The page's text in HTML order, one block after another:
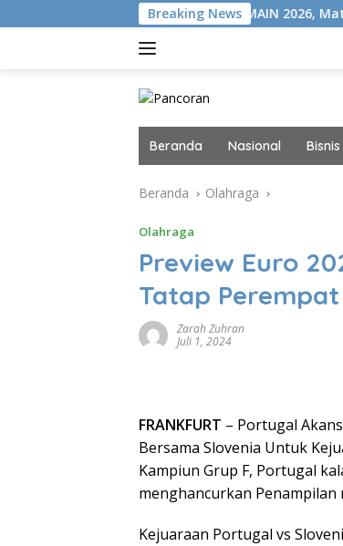
ke
Breaking News
Gelar MAIN 2026, Matrix Perkuat
Beranda Nasional Bisnis
Beranda Olahraga
Olahraga
Preview Euro
Tatap
Zarah Zuhran
Juli 1, 2024
FRANKFURT – Portugal
Bersama Slovenia Untuk
Kampiun Grup F, Portugal
menghancurkan Penampilan
Kejuaraan Portugal vs